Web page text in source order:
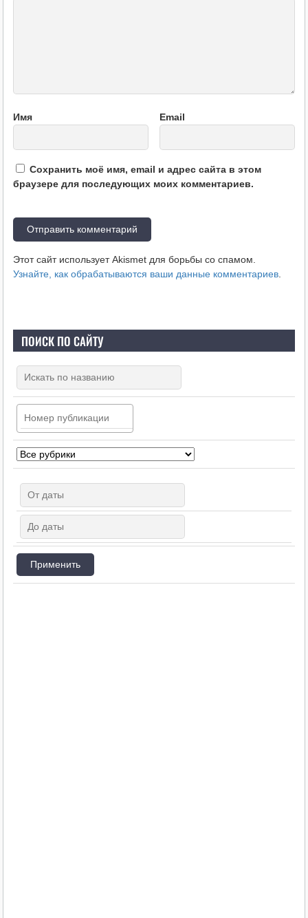
Имя Email
Сохранить моё имя, email и адрес сайта в этом
браузере для последующих моих комментариев.
Этот сайт использует Akismet для борьбы со спамом.
Узнайте, как обрабатываются ваши данные комментариев.
ПОИСК ПО САЙТУ